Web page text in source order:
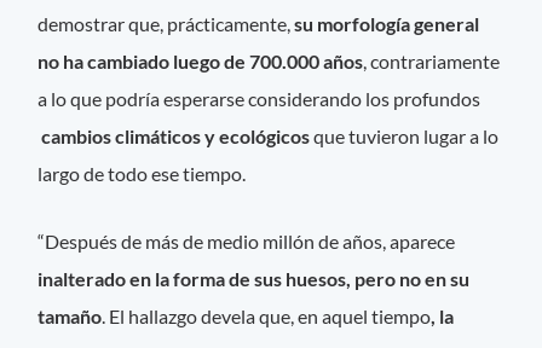
demostrar que, prácticamente,su morfología general
no ha cambiado luego de 700.000 años, contrariamente
a lo que podría esperarse considerando los profundos
cambios climáticos y ecológicosque tuvieron lugar a lo
largo de todo ese tiempo.
“Después de más de medio millón de años, aparece
inalterado en la forma de sus huesos, pero no en su
tamaño . El hallazgo devela que, en aquel tiempo , la